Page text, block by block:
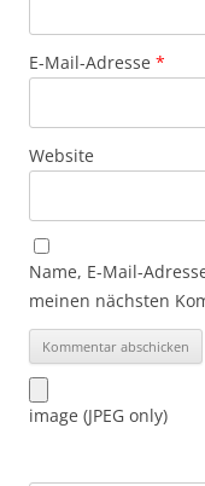
E-Mail-Adresse *
Website
Name, E-Mail-
meinen nächsten
image (JPEG only)